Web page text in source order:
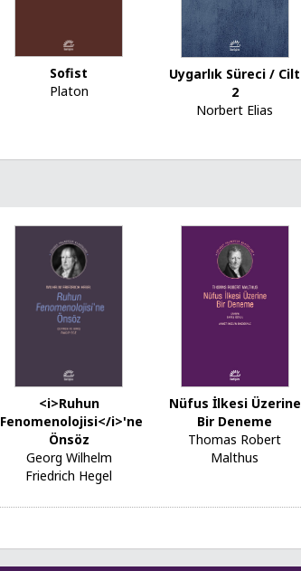
Sofist
Platon
Uygarlık Süreci / Cilt
2
Norbert Elias
<i>Ruhun
Fenomenolojisi</i>'ne
Önsöz
Georg Wilhelm
Friedrich Hegel
Nüfus İlkesi Üzerine
Bir Deneme
Thomas Robert
Malthus